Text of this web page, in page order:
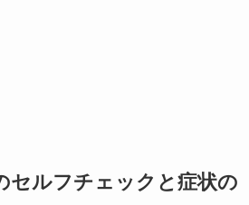
セルフチェックと症状の